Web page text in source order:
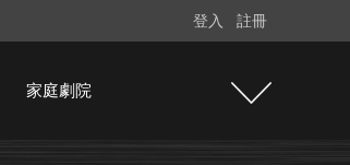
登入 註冊
家庭劇院